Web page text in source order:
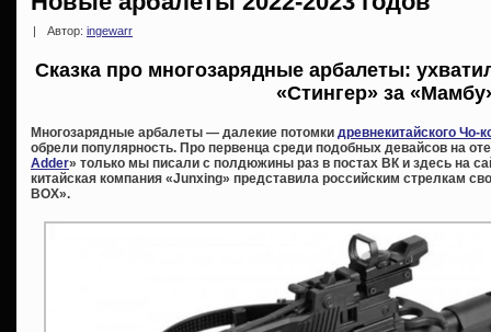
| Автор: ingewarr
Сказка про многозарядные арбалеты:
«Стингер» за
Многозарядные арбалеты — далекие потомки древнекитайского Чо-
обрели популярность. Про первенца среди подобных девайсов на
Adder» только мы писали с полдюжины раз в постах ВК и здесь на
китайская компания «Junxing» представила российским стрелкам
BOX».